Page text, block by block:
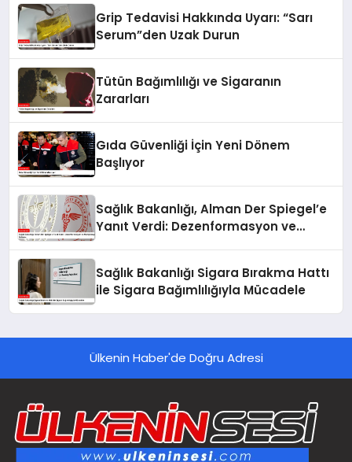
Grip Tedavisi Hakkında Uyarı: “Sarı
Serum”den Uzak Durun
Tütün Bağımlılığı ve Sigaranın
Zararları
Gıda Güvenliği İçin Yeni Dönem
Başlıyor
Sağlık Bakanlığı, Alman Der Spiegel’e
Yanıt Verdi: Dezenformasyon ve
Sağlık Bakanlığı Sigara Bırakma Hattı
ile Sigara Bağımlılığıyla Mücadele
Ülkenin Haber'de Doğru Adresi